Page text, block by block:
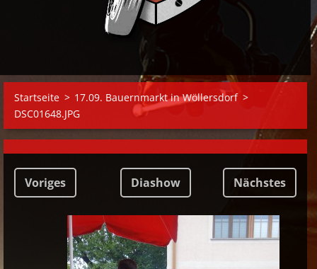
Startseite > 17.09. Bauernmarkt in Wöllersdorf >
DSC01648.JPG
Voriges Diashow Nächstes